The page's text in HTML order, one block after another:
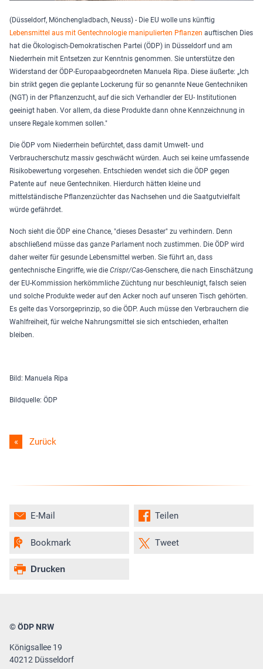
(Düsseldorf, Mönchengladbach, Neuss) - Die EU wolle uns künftig
Lebensmittel aus mit Gentechnologie manipulierten Pflanzen auftischen Dies
hat die Ökologisch-Demokratischen Partei (ÖDP) in Düsseldorf und am
Niederrhein mit Entsetzen zur Kenntnis genommen. Sie unterstütze den
Widerstand der ÖDP-Europaabgeordneten Manuela Ripa. Diese äußerte: „Ich
bin strikt gegen die geplante Lockerung für so genannte Neue Gentechniken
(NGT) in der Pflanzenzucht, auf die sich Verhandler der EU- Institutionen
geeinigt haben. Vor allem, da diese Produkte dann ohne Kennzeichnung in
unsere Regale kommen sollen."
Die ÖDP vom Niederrhein befürchtet, dass damit Umwelt- und
Verbraucherschutz massiv geschwächt würden. Auch sei keine umfassende
Risikobewertung vorgesehen. Entschieden wendet sich die ÖDP gegen
Patente auf neue Gentechniken. Hierdurch hätten kleine und
mittelständische Pflanzenzüchter das Nachsehen und die Saatgutvielfalt
würde gefährdet.
Noch sieht die ÖDP eine Chance, "dieses Desaster" zu verhindern. Denn
abschließend müsse das ganze Parlament noch zustimmen. Die ÖDP wird
daher weiter für gesunde Lebensmittel werben. Sie führt an, dass
gentechnische Eingriffe, wie die Crispr/Cas-Genschere, die nach Einschätzung
der EU-Kommission herkömmliche Züchtung nur beschleunigt, falsch seien
und solche Produkte weder auf den Acker noch auf unseren Tisch gehörten.
Es gelte das Vorsorgeprinzip, so die ÖDP. Auch müsse den Verbrauchern die
Wahlfreiheit, für welche Nahrungsmittel sie sich entschieden, erhalten
bleiben.
Bild: Manuela Ripa
Bildquelle: ÖDP
Zurück
Teilen
Tweet
E-Mail
Bookmark
Drucken
© ÖDP NRW
Königsallee 19
40212 Düsseldorf